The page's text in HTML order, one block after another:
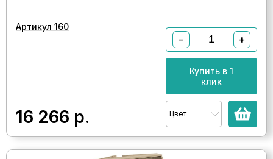
Артикул 160
16 266 р.
− +
Купить в 1
клик
Цвет